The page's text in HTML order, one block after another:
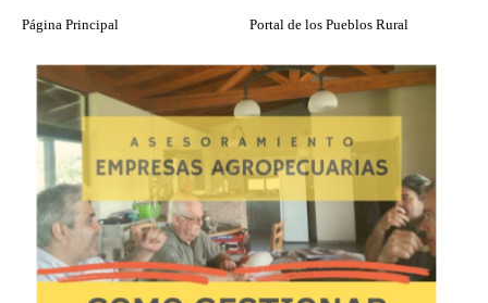
Página Principal Portal de los Pueblos Rural